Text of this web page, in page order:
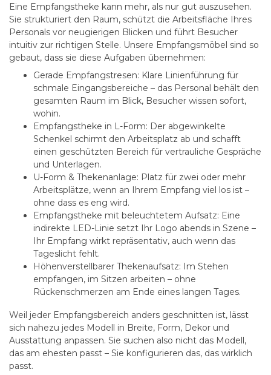
Eine Empfangstheke kann mehr, als nur gut auszusehen.
Sie strukturiert den Raum, schützt die Arbeitsfläche Ihres
Personals vor neugierigen Blicken und führt Besucher
intuitiv zur richtigen Stelle. Unsere Empfangsmöbel sind so
gebaut, dass sie diese Aufgaben übernehmen:
Gerade Empfangstresen: Klare Linienführung für
schmale Eingangsbereiche – das Personal behält den
gesamten Raum im Blick, Besucher wissen sofort,
wohin.
Empfangstheke in L-Form: Der abgewinkelte
Schenkel schirmt den Arbeitsplatz ab und schafft
einen geschützten Bereich für vertrauliche Gespräche
und Unterlagen.
U-Form & Thekenanlage: Platz für zwei oder mehr
Arbeitsplätze, wenn an Ihrem Empfang viel los ist –
ohne dass es eng wird.
Empfangstheke mit beleuchtetem Aufsatz: Eine
indirekte LED-Linie setzt Ihr Logo abends in Szene –
Ihr Empfang wirkt repräsentativ, auch wenn das
Tageslicht fehlt.
Höhenverstellbarer Thekenaufsatz: Im Stehen
empfangen, im Sitzen arbeiten – ohne
Rückenschmerzen am Ende eines langen Tages.
Weil jeder Empfangsbereich anders geschnitten ist, lässt
sich nahezu jedes Modell in Breite, Form, Dekor und
Ausstattung anpassen. Sie suchen also nicht das Modell,
das am ehesten passt – Sie konfigurieren das, das wirklich
passt.